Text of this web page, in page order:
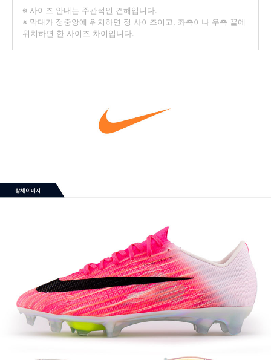
※ 사이즈 안내는 주관적인 견해입니다.
※ 막대가 정중앙에 위치하면 정 사이즈이고, 좌측이나 우측 끝에
위치하면 한 사이즈 차이입니다.